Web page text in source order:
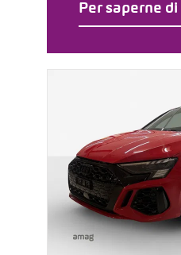
Per saperne di